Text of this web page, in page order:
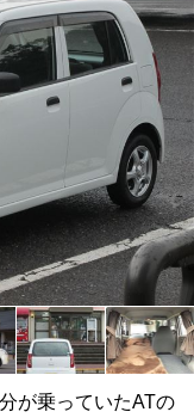
が乗っていたATの